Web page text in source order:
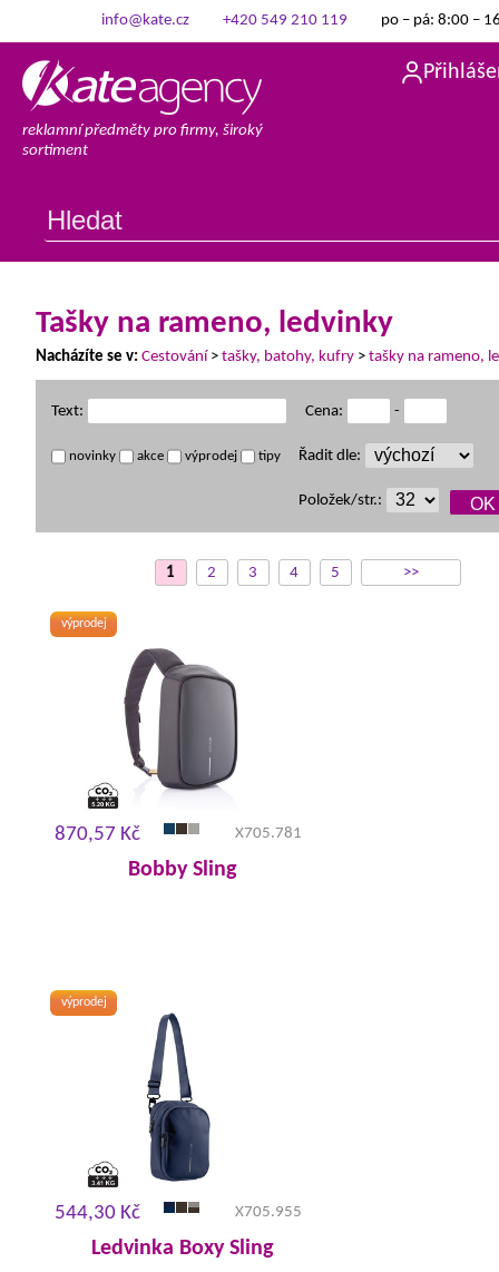
info@kate.cz +420 549 210 119 po – pá: 8:00 –
reklamní předměty pro firmy, široký
sortiment
Tašky na rameno, ledvinky
Nacházíte se v: Cestování > tašky, batohy, kufry > tašky na rameno,
Text: Cena: -
novinky akce výprodej tipy Řadit dle:
Položek/str.:
1 2 3 4 5 >>
výprodej
870,57 Kč X705.781
Bobby Sling
výprodej
544,30 Kč X705.955
Ledvinka Boxy Sling